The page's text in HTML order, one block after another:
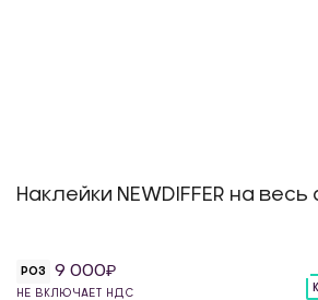
Наклейки NEWDIFFER на весь
РОЗ 9 000
НЕ ВКЛЮЧАЕТ НДС